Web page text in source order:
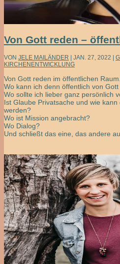
Von Gott reden –
VON JELE MAILÄNDER JAN. 27, 2022
KIRCHENENTWICKLUNG
Von Gott reden im öffentlichen Raum.
Wo kann ich denn öffentlich von
Wo sollte ich lieber ganz persönlich
Ist Glaube Privatsache und wie
werden?
Wo ist Mission angebracht?
Wo Dialog?
Und schließt das eine, das andere